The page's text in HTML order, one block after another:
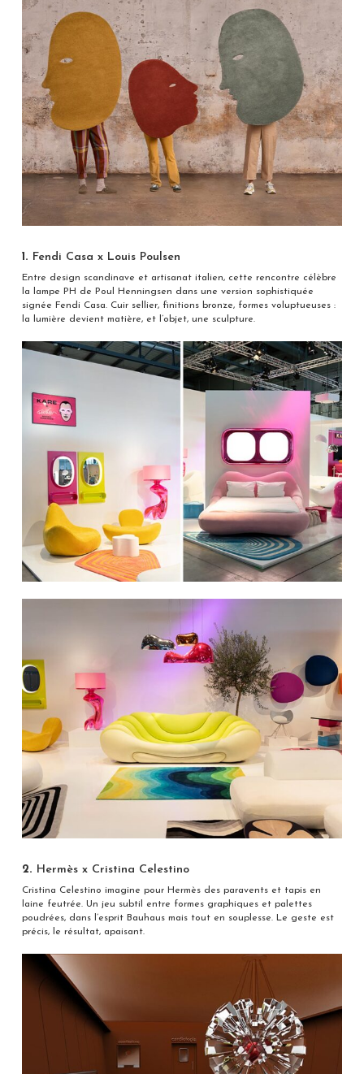
1. Fendi Casa x Louis Poulsen
Entre design scandinave et artisanat italien, cette rencontre célèbre
la lampe PH de Poul Henningsen dans une version sophistiquée
signée Fendi Casa. Cuir sellier, finitions bronze, formes voluptueuses :
la lumière devient matière, et l’objet, une sculpture.
2. Hermès x Cristina Celestino
Cristina Celestino imagine pour Hermès des paravents et tapis en
laine feutrée. Un jeu subtil entre formes graphiques et palettes
poudrées, dans l’esprit Bauhaus mais tout en souplesse. Le geste est
précis, le résultat, apaisant.